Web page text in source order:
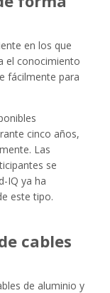
en los que
el conocimiento
fácilmente para
cinco años,
Las
se
IQ ya ha
este tipo.
cables
de aluminio y